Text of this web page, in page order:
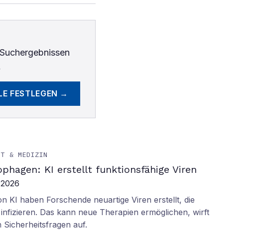
FESTLEGEN →
& MEDIZIN
KI erstellt funktionsfähige Viren
KI haben Forschende neuartige Viren erstellt, die
Das kann neue Therapien ermöglichen, wirft
Sicherheitsfragen auf.